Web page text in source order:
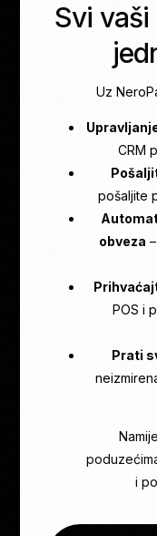
Svi vaši
Uz
CRM
pošaljite
obveza
POS i
Prati
i